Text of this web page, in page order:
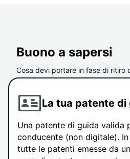
Buono a sapersi
Cosa devi portare in fase di ritiro
La tua patente di
Una patente di guida valida
conducente (non digitale).
tutte le patenti emesse da